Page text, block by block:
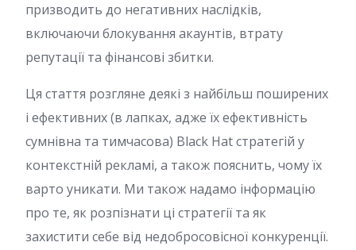
призводить до негативних наслідків,
включаючи блокування акаунтів, втрату
репутації та фінансові збитки.
Ця стаття розгляне деякі з найбільш поширених
і ефективних (в лапках, адже їх ефективність
сумнівна та тимчасова) Black Hat стратегій у
контекстній рекламі, а також пояснить, чому їх
варто уникати. Ми також надамо інформацію
про те, як розпізнати ці стратегії та як
захистити себе від недобросовісної конкуренції.